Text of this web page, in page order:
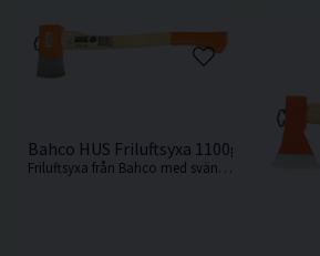
Bahco HUS Friluftsyxa 1100g 500mm
Friluftsyxa från Bahco med svängt skaft i askträ.